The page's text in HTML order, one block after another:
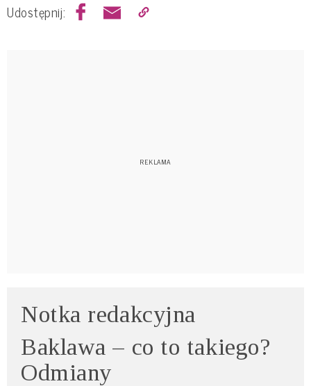
Udostępnij:
Notka redakcyjna
Baklawa – co to takiego?
Odmiany